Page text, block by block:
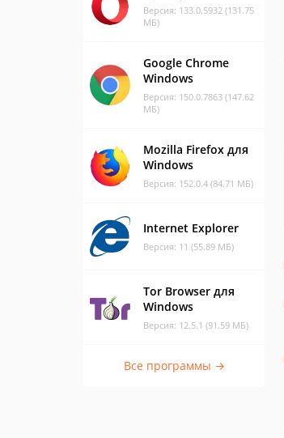
Версия: 133.0.5932 (131.75
МБ)
Google Chrome
Windows
Версия: 150.0.7863 (147.62
МБ)
Mozilla Firefox для
Windows
Версия: 152.0.4 (84.71 МБ)
Internet Explorer
Версия: 11 (55.89 МБ)
Tor Browser для
Windows
Версия: 12.5.1 (91.59 МБ)
Все программы →